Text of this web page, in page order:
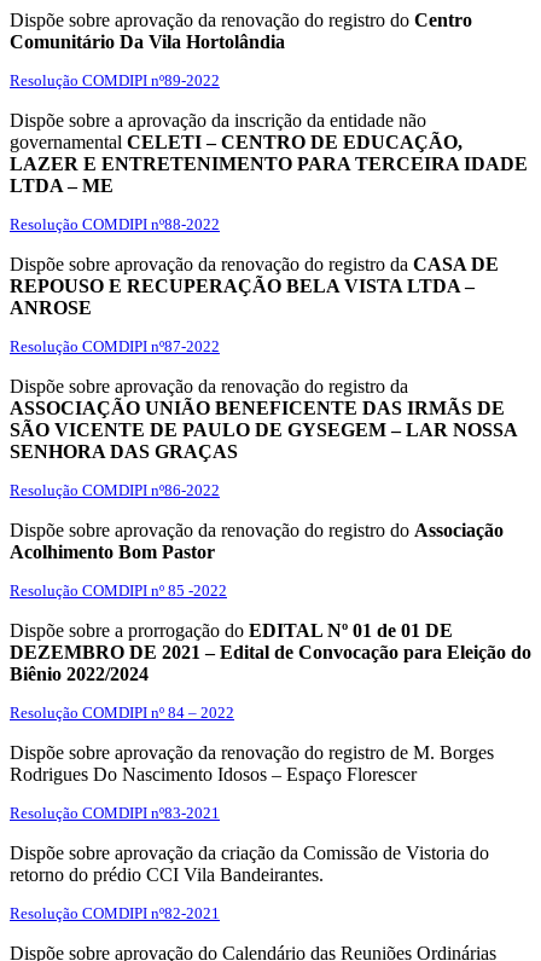
Dispõe sobre aprovação da renovação do registro do Centro
Comunitário Da Vila Hortolândia
Resolução COMDIPI nº89-2022
Dispõe sobre a aprovação da inscrição da entidade não
governamental CELETI – CENTRO DE EDUCAÇÃO,
LAZER E ENTRETENIMENTO PARA TERCEIRA IDADE
LTDA – ME
Resolução COMDIPI nº88-2022
Dispõe sobre aprovação da renovação do registro da CASA DE
REPOUSO E RECUPERAÇÃO BELA VISTA LTDA –
ANROSE
Resolução COMDIPI nº87-2022
Dispõe sobre aprovação da renovação do registro da
ASSOCIAÇÃO UNIÃO BENEFICENTE DAS IRMÃS DE
SÃO VICENTE DE PAULO DE GYSEGEM – LAR NOSSA
SENHORA DAS GRAÇAS
Resolução COMDIPI nº86-2022
Dispõe sobre aprovação da renovação do registro do Associação
Acolhimento Bom Pastor
Resolução COMDIPI nº 85 -2022
Dispõe sobre a prorrogação do EDITAL Nº 01 de 01 DE
DEZEMBRO DE 2021 – Edital de Convocação para Eleição do
Biênio 2022/2024
Resolução COMDIPI nº 84 – 2022
Dispõe sobre aprovação da renovação do registro de M. Borges
Rodrigues Do Nascimento Idosos – Espaço Florescer
Resolução COMDIPI nº83-2021
Dispõe sobre aprovação da criação da Comissão de Vistoria do
retorno do prédio CCI Vila Bandeirantes.
Resolução COMDIPI nº82-2021
Dispõe sobre aprovação do Calendário das Reuniões Ordinárias